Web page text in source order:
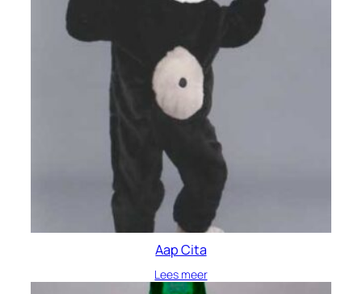
Aap Cita
Lees meer